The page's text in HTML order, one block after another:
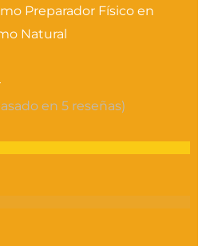
Preparador Físico en
Natural
en 5 reseñas)